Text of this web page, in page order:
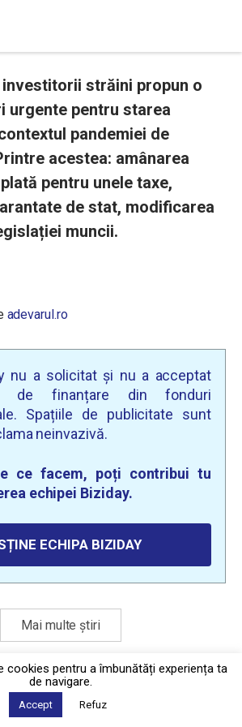
străini propun o
urgente pentru starea
pandemiei de
acestea: amânarea
pentru unele taxe,
de stat, modificarea
muncii.
adevarul.ro
nu a solicitat și nu a acceptat
de finanțare din fonduri
Spațiile de publicitate sunt
neinvazivă.
ce facem, poți contribui tu
echipei Biziday.
ECHIPA BIZIDAY
Mai multe știri
de confidențialitate
2026 © Biziday
pentru a îmbunătăți experiența ta
de navigare.
Accept Refuz